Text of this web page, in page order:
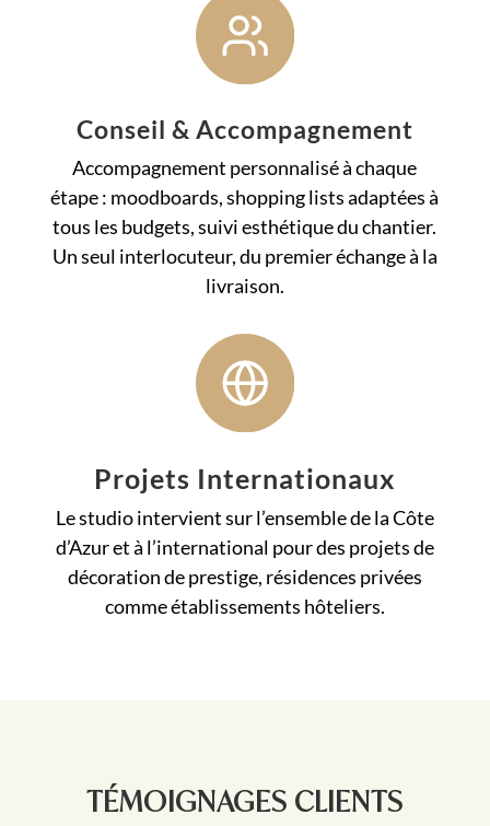
Conseil & Accompagnement
Accompagnement personnalisé à chaque
étape : moodboards, shopping lists adaptées à
tous les budgets, suivi esthétique du chantier.
Un seul interlocuteur, du premier échange à la
livraison.
Projets Internationaux
Le studio intervient sur l’ensemble de la Côte
d’Azur et à l’international pour des projets de
décoration de prestige, résidences privées
comme établissements hôteliers.
TÉMOIGNAGES CLIENTS